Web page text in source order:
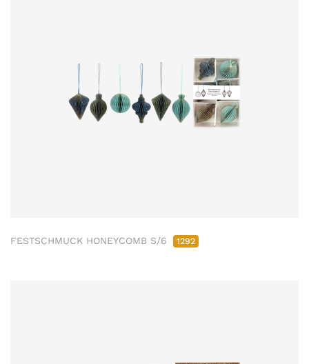
FESTSCHMUCK HONEYCOMB S/6 1292